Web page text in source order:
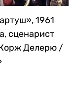
1961
сценарист
Делерю /